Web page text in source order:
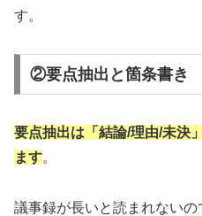
す。
②要点抽出と箇条書き
要点抽出は「結論/理由/未決
ます。
議事録が長いと読まれない